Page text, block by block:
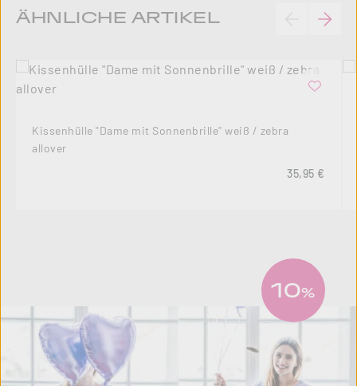
Produktgalerie überspringen
ÄHNLICHE ARTIKEL
Kissenhülle "Dame mit Sonnenbrille" weiß / zebra
allover
Regulärer
35,95 €
10%